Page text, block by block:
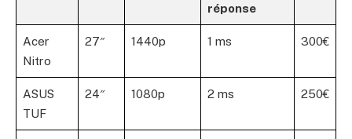
réponse
Acer
Nitro
27″ 1440p 1 ms 300€
ASUS
TUF
24″ 1080p 2 ms 250€